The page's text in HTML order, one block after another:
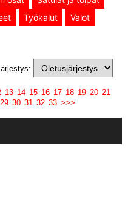
Työkalut
Valot
13 14 15 16 17 18 19 20 21
29 30 31 32 33 >>>